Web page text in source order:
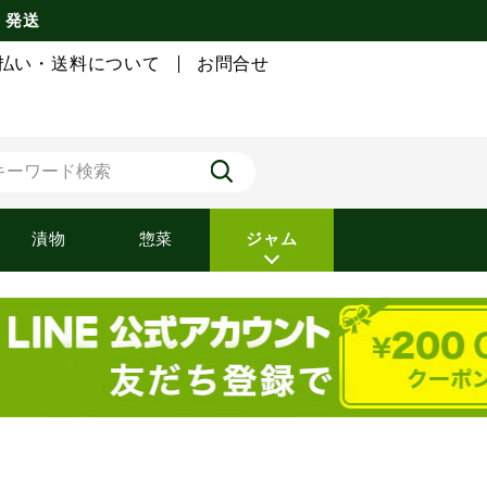
発送
い・送料について お問合せ
漬物 惣菜 ジャム